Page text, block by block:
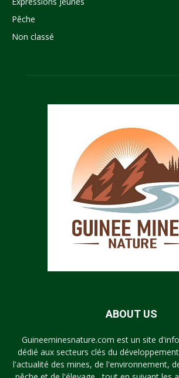
Pêche
Non classé
ABOUT US
Guineeminesnature.com est un site
dédié aux secteurs clés du
l'actualité des mines, de l'environnement,